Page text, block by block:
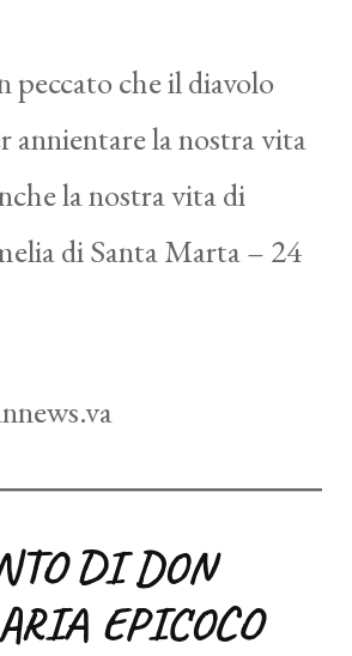
peccato che il diavolo
annientare la nostra vita
la nostra vita di
di Santa Marta – 24
DI DON
EPICOCO